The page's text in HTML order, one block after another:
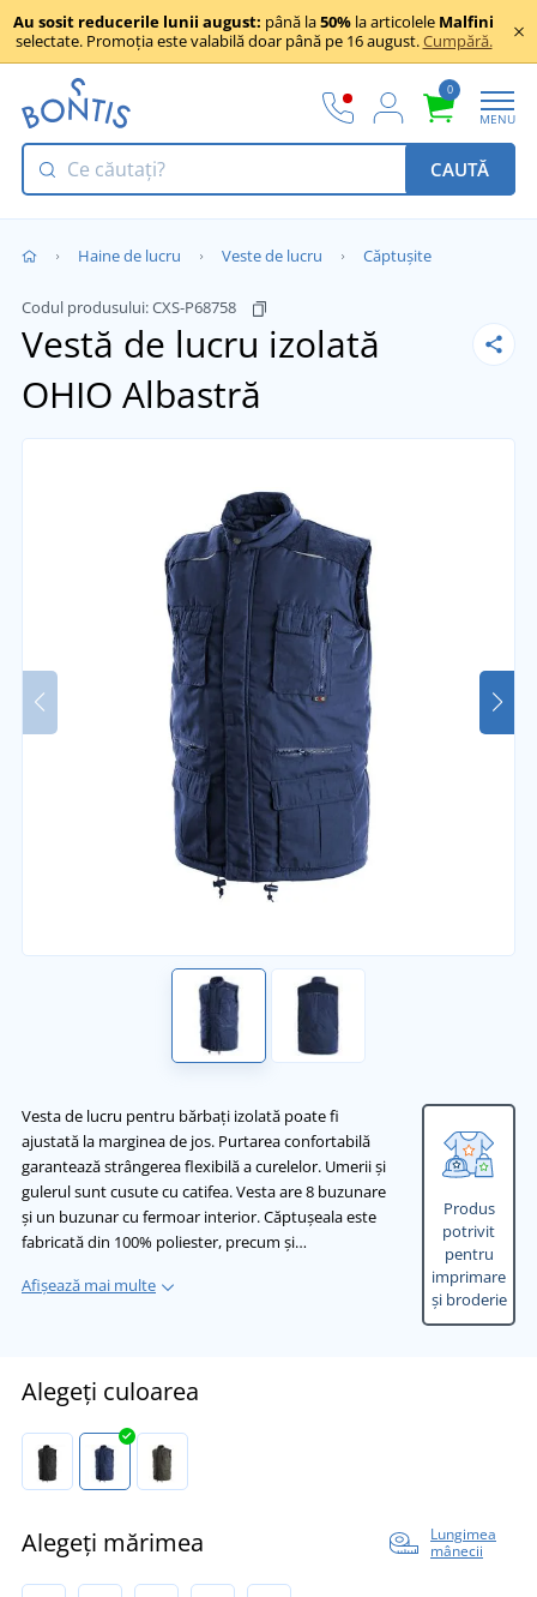
Au sosit reducerile lunii august: până la50% la articolele Malfini
selectate. Promoția este valabilă doar până pe 16 august.Cumpără.
0
MENU
CAUTĂ
Haine de lucru Veste de lucru Căptușite
Codul produsului:CXS-P68758
Vestă de lucru izolată
OHIO Albastră
Vesta de lucru pentru bărbați izolată poate fi
ajustată la marginea de jos. Purtarea confortabilă
garantează strângerea flexibilă a curelelor. Umerii și
gulerul sunt cusute cu catifea. Vesta are 8 buzunare
și un buzunar cu fermoar interior. Căptușeala este
fabricată din 100% poliester, precum și…
Afișează mai multe
Produs
potrivit
pentru
imprimare
și broderie
Alegeți culoarea
Alegeți mărimea
Lungimea
mânecii